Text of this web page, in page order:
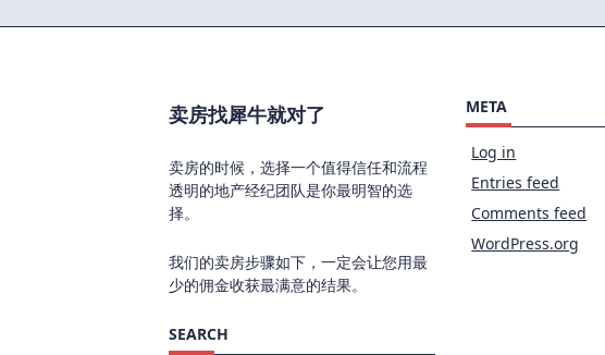
卖房找犀牛就对了
卖房的时候，选择一个值得信任和流程
透明的地产经纪团队是你最明智的选
择。
我们的卖房步骤如下，一定会让您用最
少的佣金收获最满意的结果。
SEARCH
META
Log in
Entries feed
Comments feed
WordPress.org